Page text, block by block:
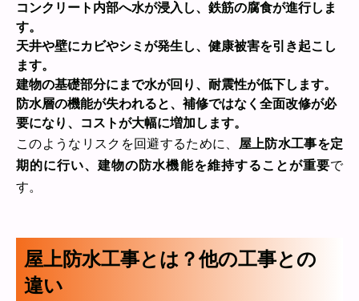
コンクリート内部へ水が浸入し、鉄筋の腐食が進行しま
す。
天井や壁にカビやシミが発生し、健康被害を引き起こし
ます。
建物の基礎部分にまで水が回り、耐震性が低下します。
防水層の機能が失われると、補修ではなく全面改修が必
要になり、コストが大幅に増加します。
このようなリスクを回避するために、 屋上防水工事を定
期的に行い、建物の防水機能を維持することが重要で
す。
屋上防水工事とは？他の工事との
違い